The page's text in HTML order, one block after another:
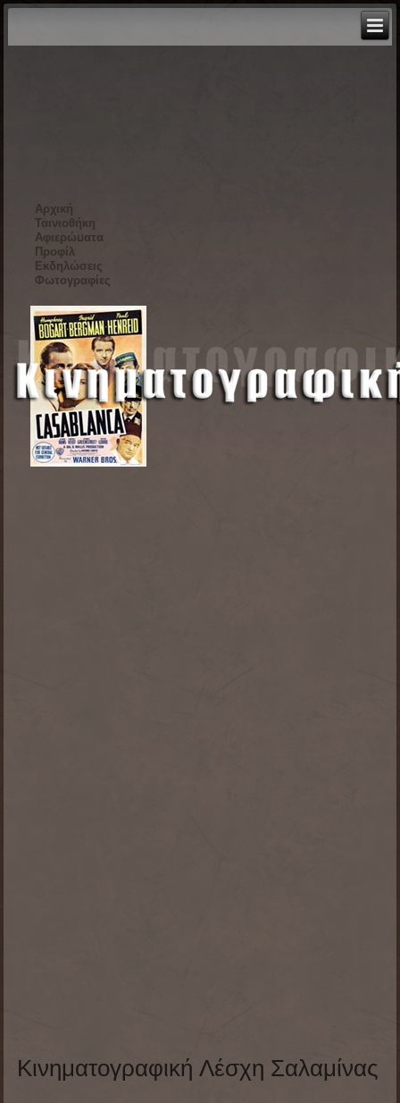
Αρχική
Ταινιοθήκη
Αφιερώματα
Προφίλ
Εκδηλώσεις
Φωτογραφίες
Κινηματογραφική Λέσχη Σαλαμίνας